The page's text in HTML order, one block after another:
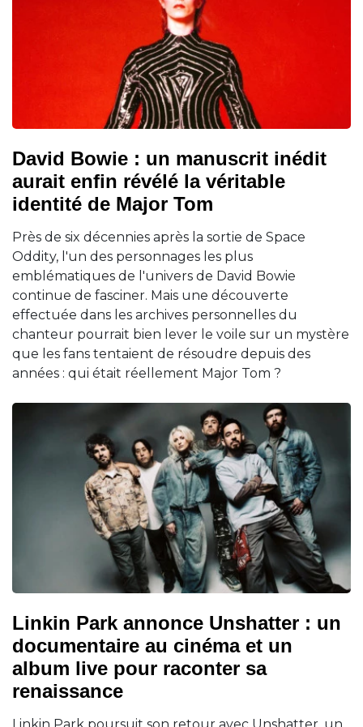
David Bowie : un manuscrit inédit
aurait enfin révélé la véritable
identité de Major Tom
Près de six décennies après la sortie de Space
Oddity, l'un des personnages les plus
emblématiques de l'univers de David Bowie
continue de fasciner. Mais une découverte
effectuée dans les archives personnelles du
chanteur pourrait bien lever le voile sur un mystère
que les fans tentaient de résoudre depuis des
années : qui était réellement Major Tom ?
Linkin Park annonce Unshatter : un
documentaire au cinéma et un
album live pour raconter sa
renaissance